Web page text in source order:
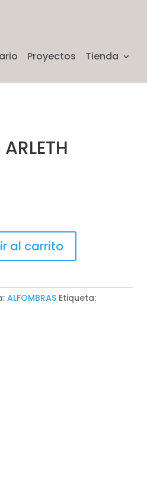
Proyectos Tienda
al carrito
ALFOMBRAS Etiqueta: